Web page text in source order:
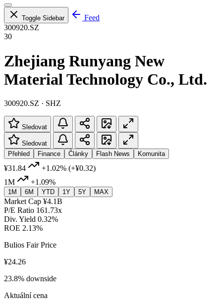
Toggle Sidebar
Feed
300920.SZ
30
Zhejiang Runyang New
Material Technology Co., Ltd.
300920.SZ · SHZ
Sledovat
Sledovat
Přehled
Finance Články Flash News Komunita
¥31.84 +1.02% (+¥0.32)
1M
+1.09%
1M 6M YTD 1Y 5Y MAX
Market Cap ¥4.1B
P/E Ratio 161.73x
Div. Yield 0.32%
ROE 2.13%
Bulios Fair Price
¥24.26
23.8% downside
Aktuální cena